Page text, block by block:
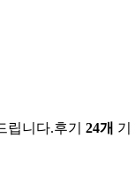
립니다.후기 24개 기